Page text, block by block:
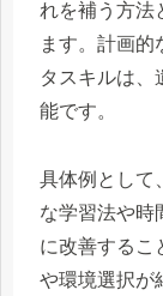
れを補う方法
ます。計画的
タスキルは、
能です。
具体例として
な学習法や時
に改善するこ
や環境選択が